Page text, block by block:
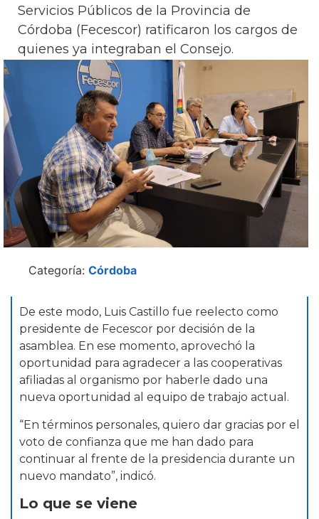
Servicios Públicos de la Provincia de
Córdoba (Fecescor) ratificaron los cargos de
quienes ya integraban el Consejo.
Categoría: Córdoba
De este modo, Luis Castillo fue reelecto como
presidente de Fecescor por decisión de la
asamblea. En ese momento, aprovechó la
oportunidad para agradecer a las cooperativas
afiliadas al organismo por haberle dado una
nueva oportunidad al equipo de trabajo actual.
“En términos personales, quiero dar gracias por el
voto de confianza que me han dado para
continuar al frente de la presidencia durante un
nuevo mandato”, indicó.
Lo que se viene